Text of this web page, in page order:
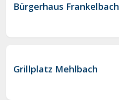
Bürgerhaus Frankelbach
Grillplatz Mehlbach